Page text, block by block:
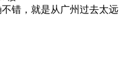
错，就是从广州过去太远